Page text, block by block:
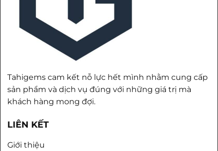
Tahigems cam kết nỗ lực hết mình nhằm cung cấp
sản phẩm và dịch vụ đúng với những giá trị mà
khách hàng mong đợi.
LIÊN KẾT
Giới thiệu